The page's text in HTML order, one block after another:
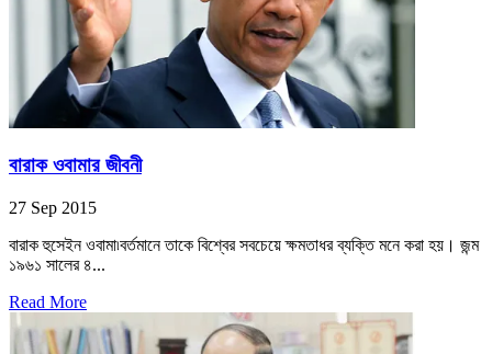
বারাক ওবামার জীবনী
27 Sep 2015
বারাক হুসেইন ওবামা৷বর্তমানে তাকে বিশ্বের সবচেয়ে ক্ষমতাধর ব্যক্তি মনে করা হয়। জন্ম
১৯৬১ সালের ৪...
Read More